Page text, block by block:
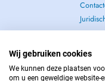
Wij gebruiken cookies
We kunnen deze plaatsen
om u een geweldige website-